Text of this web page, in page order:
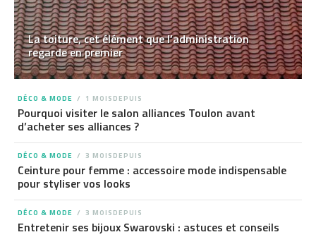
La toiture, cet élément que l’administration
regarde en premier
DÉCO & MODE 1 MOISDEPUIS
Pourquoi visiter le salon alliances Toulon avant
d’acheter ses alliances ?
DÉCO & MODE 3 MOISDEPUIS
Ceinture pour femme : accessoire mode indispensable
pour styliser vos looks
DÉCO & MODE 3 MOISDEPUIS
Entretenir ses bijoux Swarovski : astuces et conseils